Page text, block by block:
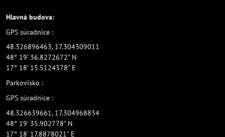
Hlavná budova:
GPS súradnice :
48.326896463, 17.304309011
48° 19' 36.8272672" N
17° 18' 15.5124378" E
Parkovisko :
GPS súradnice :
48.326639661, 17.304968834
48° 19' 35.902778" N
17° 18' 17.8878021" E